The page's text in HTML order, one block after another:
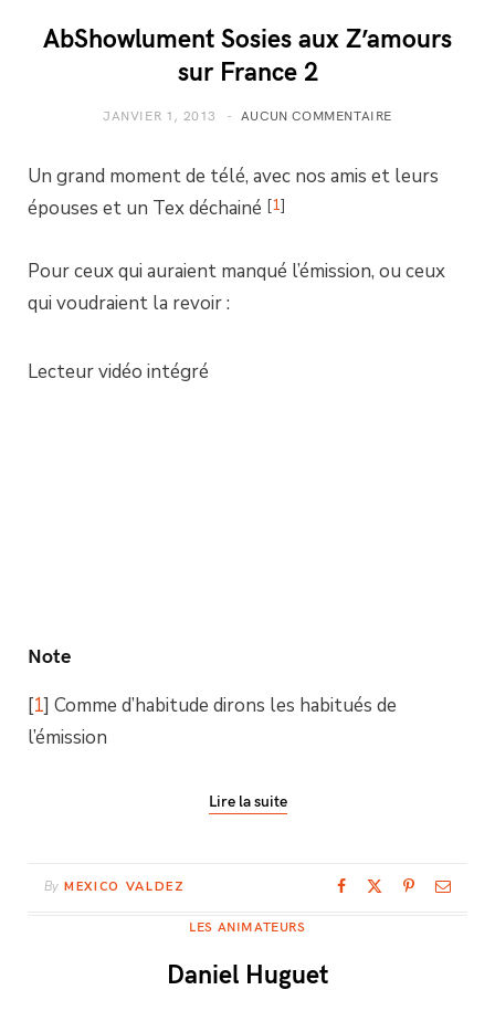
AbShowlument Sosies aux Z’amours
sur France 2
JANVIER 1, 2013 AUCUN COMMENTAIRE
Un grand moment de télé, avec nos amis et leurs
épouses et un Tex déchainé [1]
Pour ceux qui auraient manqué l’émission, ou ceux
qui voudraient la revoir :
Lecteur vidéo intégré
Note
[1] Comme d’habitude dirons les habitués de
l’émission
Lire la suite
By MEXICO VALDEZ
LES ANIMATEURS
Daniel Huguet